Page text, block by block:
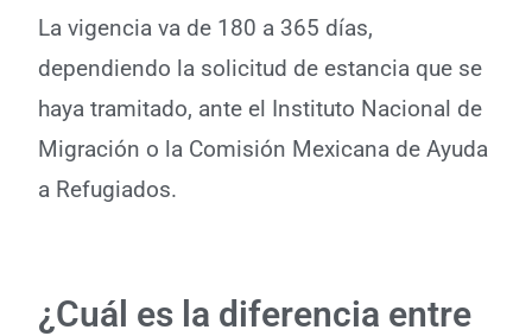
La vigencia va de 180 a 365 días,
dependiendo la solicitud de estancia que se
haya tramitado, ante el Instituto Nacional de
Migración o la Comisión Mexicana de Ayuda
a Refugiados.
¿Cuál es la diferencia entre